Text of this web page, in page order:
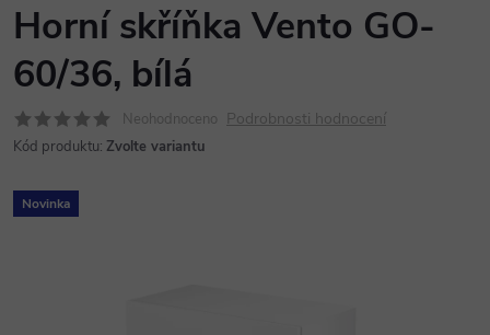
Horní skříňka Vento GO-
60/36, bílá
Neohodnoceno Podrobnosti hodnocení
Kód produktu: Zvolte variantu
Novinka